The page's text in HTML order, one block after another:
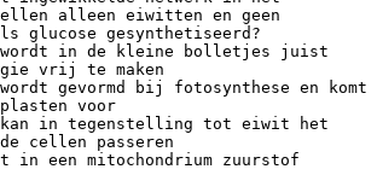
alleen eiwitten en geen
glucose gesynthetiseerd?
wordt in de kleine bolletjes juist
vrij te maken
gevormd bij fotosynthese en komt
voor
kan in tegenstelling tot eiwit het
de cellen passeren
in een mitochondrium zuurstof